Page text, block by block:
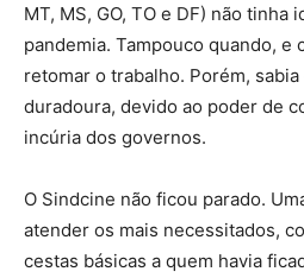
MT, MS, GO, TO e DF) não tinha
pandemia. Tampouco quando, e
retomar o trabalho. Porém,
duradoura, devido ao poder de
incúria dos governos.
O Sindcine não ficou parado.
atender os mais necessitados,
cestas básicas a quem havia